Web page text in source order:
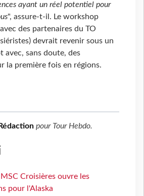
ayant un réel potentiel pour
", assure-t-il. Le workshop
des partenaires du TO
devrait revenir sous un
avec, sans doute, des
la première fois en régions.
Rédaction pour Tour Hebdo.
Croisières ouvre les
pour l'Alaska